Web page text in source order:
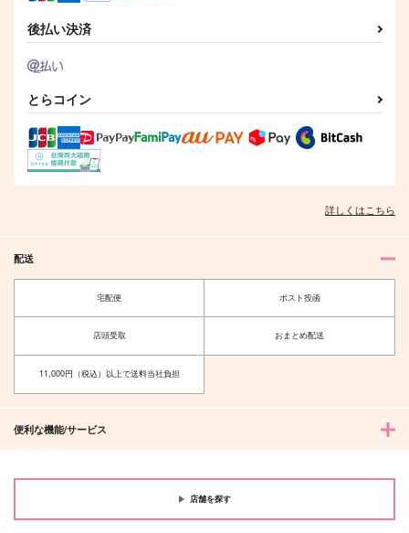
後払い決済
とらコイン
詳しくはこちら
配送
宅配便 ポスト投函
店頭受取 おまとめ配送
11,000円（税込）以上で送料当社負担
便利な機能/サービス
店舗を探す